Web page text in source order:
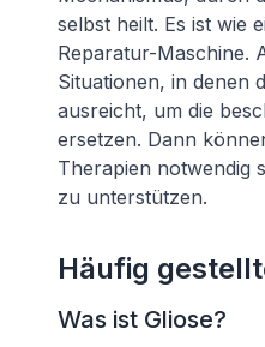
selbst heilt. Es ist wie
Reparatur-Maschine.
Situationen, in denen
ausreicht, um die
ersetzen. Dann
Therapien notwendig
zu unterstützen.
Häufig
Was ist Gliose?